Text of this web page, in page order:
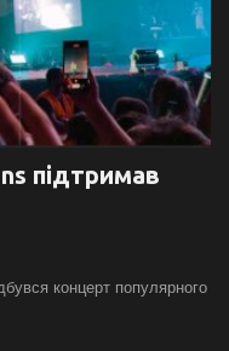
підтримав
концерт популярного